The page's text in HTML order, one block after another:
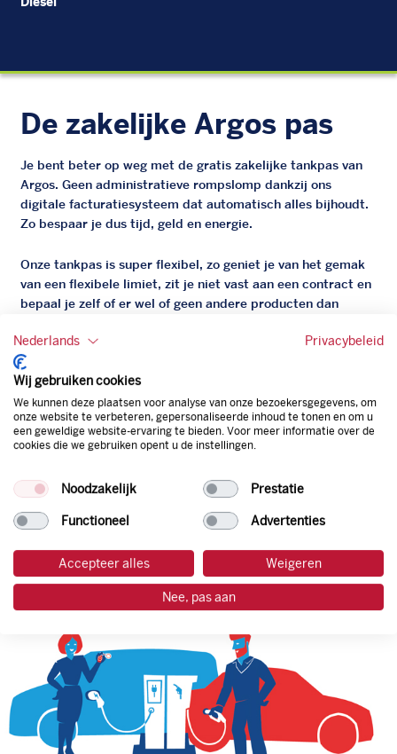
De zakelijke Argos pas
Je bent beter op weg met de gratis zakelijke tankpas van
Argos. Geen administratieve rompslomp dankzij ons
digitale facturatiesysteem dat automatisch alles bijhoudt.
Zo bespaar je dus tijd, geld en energie.
Onze tankpas is super flexibel, zo geniet je van het gemak
van een flexibele limiet, zit je niet vast aan een contract en
bepaal je zelf of er wel of geen andere producten dan
Bovendien profiteer je altijd van een gegarandeerde
korting. Mocht de pompprijs toch lager zijn dan betaal je
natuurlijk de prijs aan de pomp. Zo ben je altijd verzekerd
van de laagste prijs.
Nederlands Privacybeleid
Wij gebruiken cookies
We kunnen deze plaatsen voor analyse van onze bezoekersgegevens, om
onze website te verbeteren, gepersonaliseerde inhoud te tonen en om u
een geweldige website-ervaring te bieden. Voor meer informatie over de
cookies die we gebruiken opent u de instellingen.
Noodzakelijk Prestatie
Functioneel Advertenties
Accepteer alles Weigeren
Nee, pas aan